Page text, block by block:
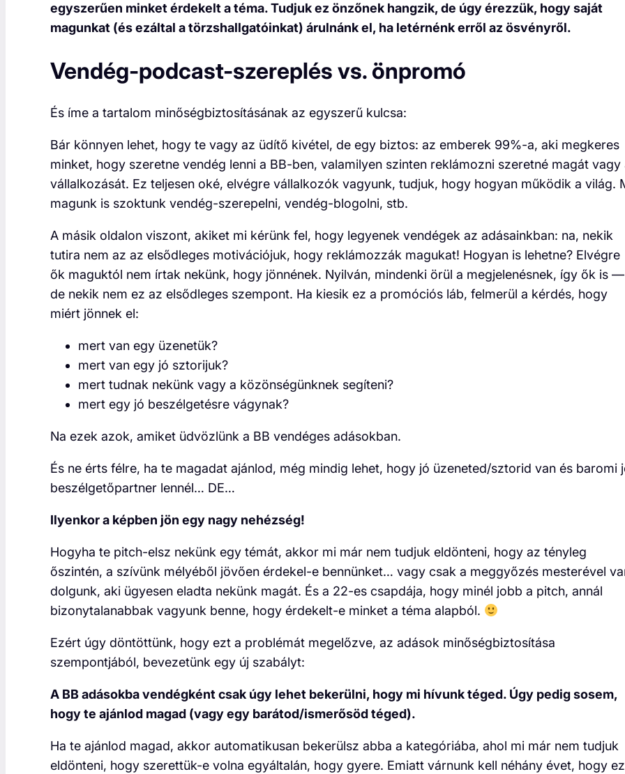
egyszerűen minket érdekelt a téma. Tudjuk ez önzőnek hangzik, de úgy érezzük, hogy saját
magunkat (és ezáltal a törzshallgatóinkat) árulnánk el, ha letérnénk erről az ösvényről.
Vendég-podcast-szereplés vs. önpromó
És íme a tartalom minőségbiztosításának az egyszerű kulcsa:
Bár könnyen lehet, hogy te vagy az üdítő kivétel, de egy biztos: az emberek 99%-a, aki megkeres
minket, hogy szeretne vendég lenni a BB-ben, valamilyen szinten reklámozni szeretné magát vagy
vállalkozását. Ez teljesen oké, elvégre vállalkozók vagyunk, tudjuk, hogy hogyan működik a világ.
magunk is szoktunk vendég-szerepelni, vendég-blogolni, stb.
A másik oldalon viszont, akiket mi kérünk fel, hogy legyenek vendégek az adásainkban: na, nekik
tutira nem az az elsődleges motivációjuk, hogy reklámozzák magukat! Hogyan is lehetne? Elvégre
ők maguktól nem írtak nekünk, hogy jönnének. Nyilván, mindenki örül a megjelenésnek, így ők is —
de nekik nem ez az elsődleges szempont. Ha kiesik ez a promóciós láb, felmerül a kérdés, hogy
miért jönnek el:
mert van egy üzenetük?
mert van egy jó sztorijuk?
mert tudnak nekünk vagy a közönségünknek segíteni?
mert egy jó beszélgetésre vágynak?
Na ezek azok, amiket üdvözlünk a BB vendéges adásokban.
És ne érts félre, ha te magadat ajánlod, még mindig lehet, hogy jó üzeneted/sztorid van és baromi
beszélgetőpartner lennél… DE…
Ilyenkor a képben jön egy nagy nehézség!
Hogyha te pitch-elsz nekünk egy témát, akkor mi már nem tudjuk eldönteni, hogy az tényleg
őszintén, a szívünk mélyéből jövően érdekel-e bennünket… vagy csak a meggyőzés mesterével
dolgunk, aki ügyesen eladta nekünk magát. És a 22-es csapdája, hogy minél jobb a pitch, annál
bizonytalanabbak vagyunk benne, hogy érdekelt-e minket a téma alapból.
Ezért úgy döntöttünk, hogy ezt a problémát megelőzve, az adások minőségbiztosítása
szempontjából, bevezetünk egy új szabályt:
A BB adásokba vendégként csak úgy lehet bekerülni, hogy mi hívunk téged. Úgy pedig sosem,
hogy te ajánlod magad (vagy egy barátod/ismerősöd téged).
Ha te ajánlod magad, akkor automatikusan bekerülsz abba a kategóriába, ahol mi már nem tudjuk
eldönteni, hogy szerettük-e volna egyáltalán, hogy gyere. Emiatt várnunk kell néhány évet, hogy